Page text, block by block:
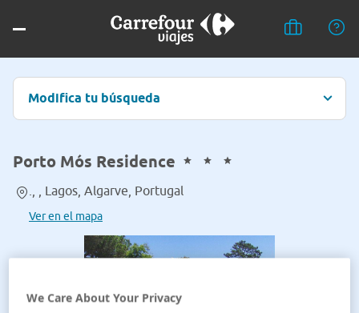
Modifica tu búsqueda
Porto Mós Residence
., , Lagos, Algarve, Portugal
Ver en el mapa
We Care About Your Privacy